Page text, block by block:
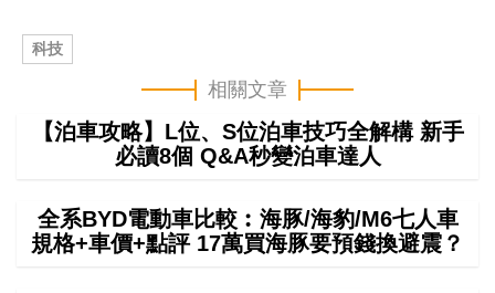
科技
相關文章
【泊車攻略】L位、S位泊車技巧全解構 新手
必讀8個 Q&A秒變泊車達人
全系BYD電動車比較︰海豚/海豹/M6七人車
規格+車價+點評 17萬買海豚要預錢換避震？